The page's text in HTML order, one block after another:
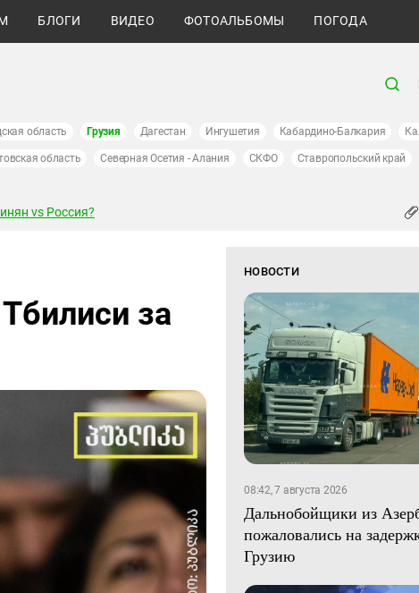
БЛОГИ ВИДЕО ФОТОАЛЬБОМЫ ПОГОДА
область Грузия Дагестан Ингушетия Кабардино-Балкария
область Северная Осетия - Алания СКФО Ставропольский край
vs Россия?
за
НОВОСТИ
08:42, 7 августа 2026
Дальнобойщики из
пожаловались на
Грузию